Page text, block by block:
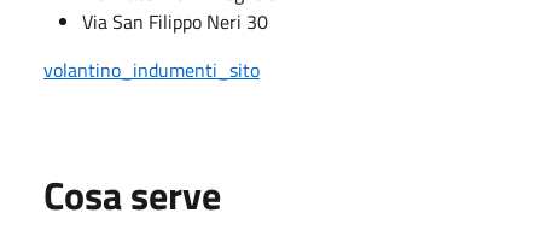
Via San Filippo Neri 30
volantino_indumenti_sito
Cosa serve